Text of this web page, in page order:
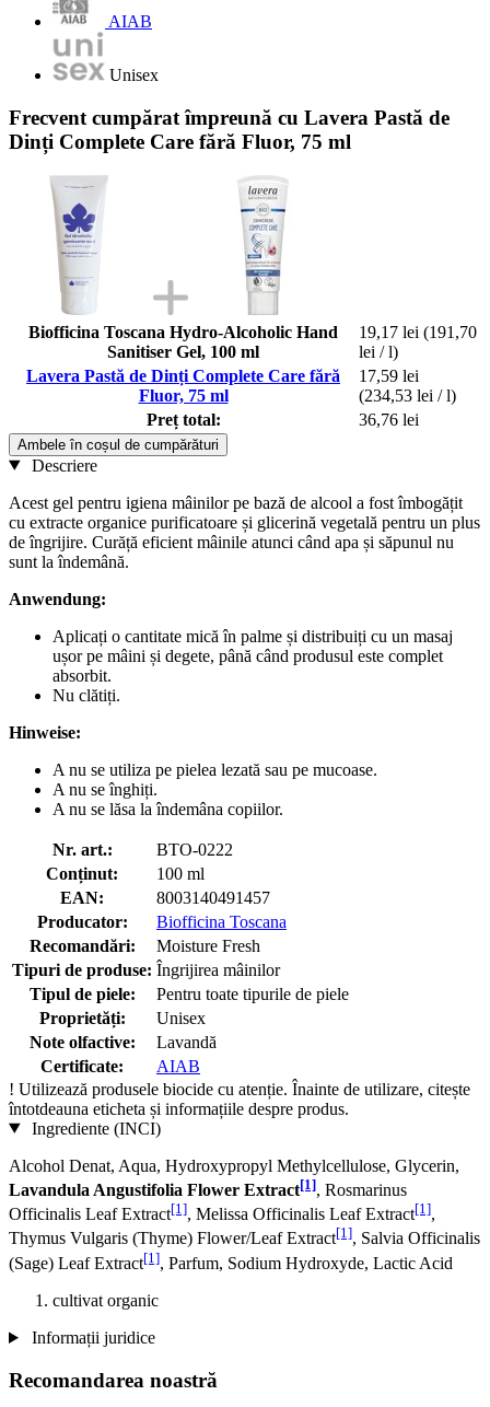
AIAB
Unisex
Frecvent cumpărat împreună cu Lavera Pastă de
Dinți Complete Care fără Fluor, 75 ml
Biofficina Toscana Hydro-Alcoholic Hand
Sanitiser Gel, 100 ml
19,17 lei (191,70
lei / l)
Lavera Pastă de Dinți Complete Care fără
Fluor, 75 ml
17,59 lei
(234,53 lei / l)
Preț total:
36,76 lei
Ambele în coșul de cumpărături
Descriere
Acest gel pentru igiena mâinilor pe bază de alcool a fost îmbogățit
cu extracte organice purificatoare și glicerină vegetală pentru un plus
de îngrijire. Curăță eficient mâinile atunci când apa și săpunul nu
sunt la îndemână.
Anwendung:
Aplicați o cantitate mică în palme și distribuiți cu un masaj
ușor pe mâini și degete, până când produsul este complet
absorbit.
Nu clătiți.
Hinweise:
A nu se utiliza pe pielea lezată sau pe mucoase.
A nu se înghiți.
A nu se lăsa la îndemâna copiilor.
Nr. art.:
BTO-0222
Conținut:
100 ml
EAN:
8003140491457
Producator:
Biofficina Toscana
Recomandări:
Moisture Fresh
Tipuri de produse: Îngrijirea mâinilor
Tipul de piele:
Pentru toate tipurile de piele
Proprietăți:
Unisex
Note olfactive:
Lavandă
Certificate:
AIAB
! Utilizează produsele biocide cu atenție. Înainte de utilizare, citește
întotdeauna eticheta și informațiile despre produs.
Ingrediente (INCI)
Alcohol Denat, Aqua, Hydroxypropyl Methylcellulose, Glycerin,
Lavandula Angustifolia Flower Extract[1], Rosmarinus
Officinalis Leaf Extract[1], Melissa Officinalis Leaf Extract[1],
Thymus Vulgaris (Thyme) Flower/Leaf Extract[1], Salvia Officinalis
(Sage) Leaf Extract[1], Parfum, Sodium Hydroxyde, Lactic Acid
cultivat organic
Informații juridice
Recomandarea noastră